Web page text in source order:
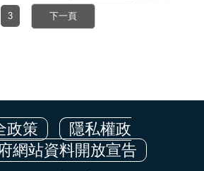
政策
隱私權政
網站資料開放宣告